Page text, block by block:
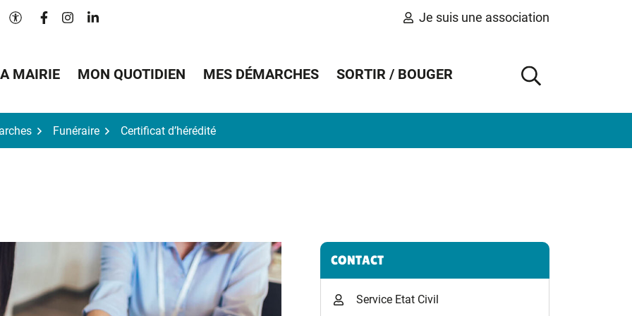
Paramètres d'accessibilité
Lien vers le compte Facebook
Lien vers le compte Instagram
Lien vers le compte Linkedin Je suis une association
MAIRIE MON QUOTIDIEN MES DÉMARCHES SORTIR / BOUGER
AFFICHER
Funéraire Certificat d’hérédité
Informations complémentaires
CONTACT
Service Etat Civil